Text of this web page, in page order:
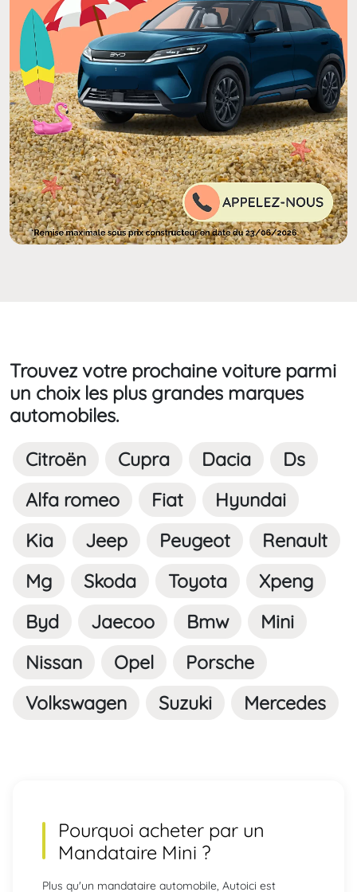
Trouvez votre prochaine voiture parmi
un choix les plus grandes marques
automobiles.
Citroën Cupra Dacia
Ds
Alfa romeo
Fiat
Hyundai
Kia
Jeep Peugeot
Renault
Mg
Skoda Toyota
Xpeng
Byd
Jaecoo Bmw
Mini
Nissan
Opel
Porsche
Volkswagen
Suzuki Mercedes
Pourquoi acheter par un
Mandataire Mini ?
Plus qu'un mandataire automobile, Autoici est